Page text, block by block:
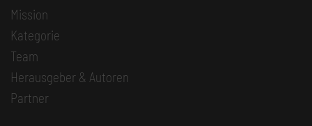
Mission
Kategorie
Team
Herausgeber & Autoren
Partner